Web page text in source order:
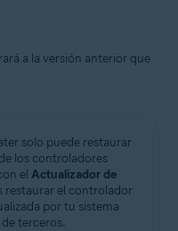
a la versión anterior que
solo puede restaurar
los controladores
el Actualizador de
restaurar el controlador
por tu sistema
terceros.